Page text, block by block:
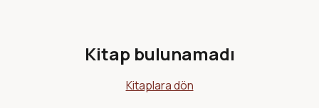
Kitap bulunamadı
Kitaplara dön